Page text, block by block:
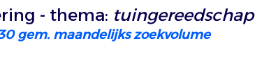
- thema: tuingereedschap
gem. maandelijks zoekvolume